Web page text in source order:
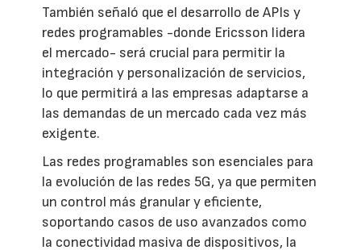
También señaló que el desarrollo de APIs y
redes programables -donde Ericsson lidera
el mercado- será crucial para permitir la
integración y personalización de servicios,
lo que permitirá a las empresas adaptarse a
las demandas de un mercado cada vez más
exigente.
Las redes programables son esenciales para
la evolución de las redes 5G, ya que permiten
un control más granular y eficiente,
soportando casos de uso avanzados como
la conectividad masiva de dispositivos, la